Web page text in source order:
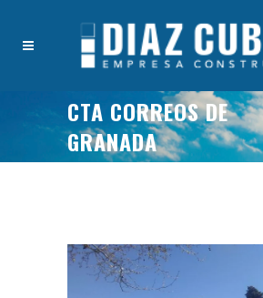
CTA CORREOS DE
GRANADA